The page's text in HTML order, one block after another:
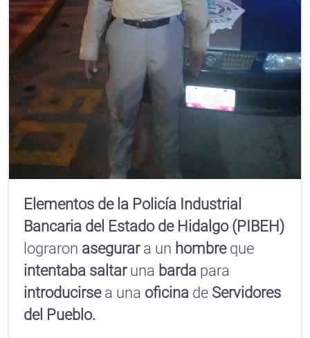
Elementos de la Policía Industrial
Bancaria del Estado de Hidalgo (PIBEH)
lograron asegurara un hombreque
intentaba saltaruna barda para
introducirsea una oficina de Servidores
del Pueblo.